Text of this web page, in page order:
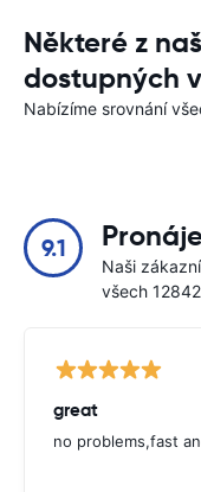
Některé z
dostupných
Nabízíme srovnání
9.1
Naši
všech 12842
great
no problems,fast